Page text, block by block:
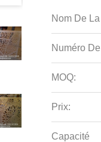
Nom De
Numéro
MOQ:
Prix:
Capacité